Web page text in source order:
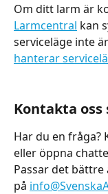
Om ditt larm är
Larmcentral kan
serviceläge inte
hanterar
Kontakta oss
Har du en fråga?
eller öppna
Passar det
på